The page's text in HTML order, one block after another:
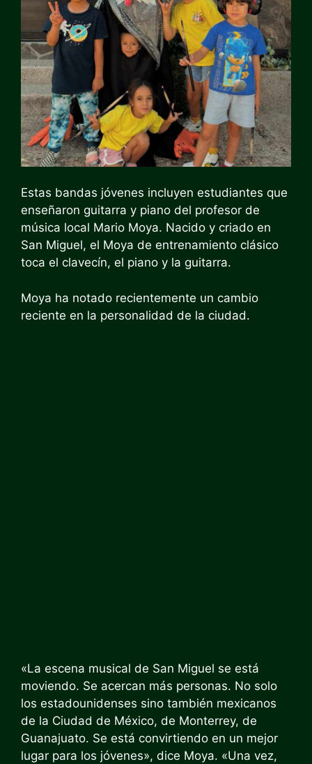
Estas bandas jóvenes incluyen estudiantes que
enseñaron guitarra y piano del profesor de
música local Mario Moya. Nacido y criado en
San Miguel, el Moya de entrenamiento clásico
toca el clavecín, el piano y la guitarra.
Moya ha notado recientemente un cambio
reciente en la personalidad de la ciudad.
«La escena musical de San Miguel se está
moviendo. Se acercan más personas. No solo
los estadounidenses sino también mexicanos
de la Ciudad de México, de Monterrey, de
Guanajuato. Se está convirtiendo en un mejor
lugar para los jóvenes», dice Moya. «Una vez,